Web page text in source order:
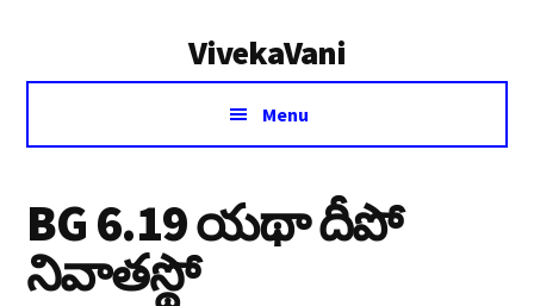
VivekaVani
Voice
Vivekananda
Menu
BG 6.19 యథా దీపో
నివాతస్థో